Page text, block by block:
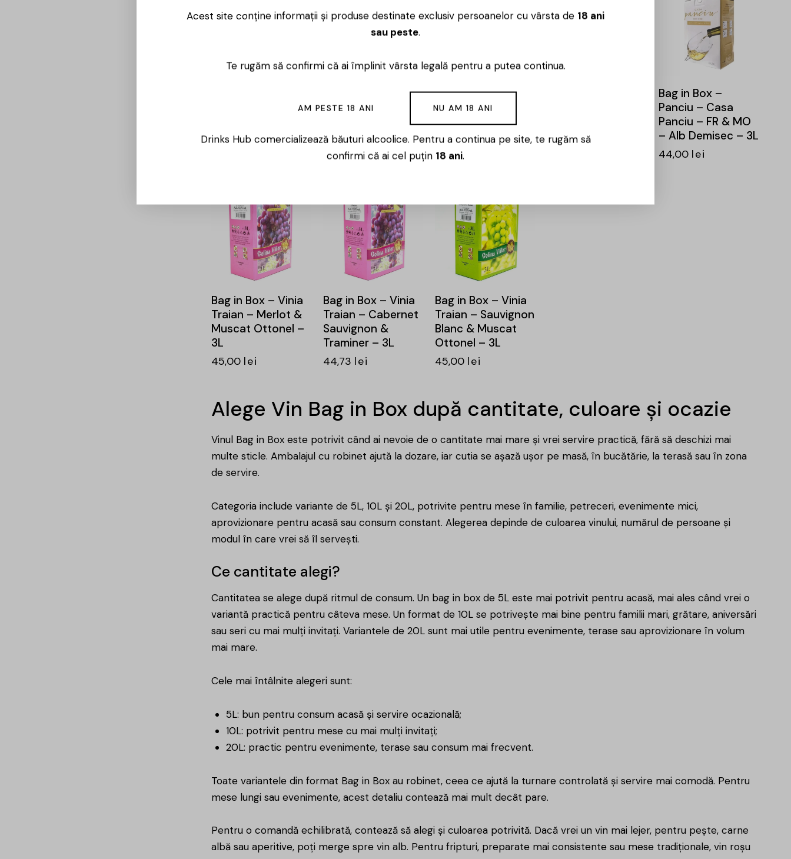
154,00lei
Bag in Box – Vinia
Traian – Fetească
149,00lei
Bag in Box – Casa
Panciu – SB – Alb
Demisec – 10L
159,00lei 134,00lei
Bag in Box –
Panciu – Casa
Panciu – FR & MO
– Alb Demisec – 3L
44,00 lei
Bag in Box – Vinia
Traian – Merlot &
Muscat Ottonel –
3L
45,00 lei
Bag in Box – Vinia
Traian – Cabernet
Sauvignon &
Traminer – 3L
44,73 lei
Bag in Box – Vinia
Traian – Sauvignon
Blanc & Muscat
Ottonel – 3L
45,00 lei
Alege Vin Bag in Box după cantitate, culoare și ocazie
Vinul Bag in Box este potrivit când ai nevoie de o cantitate mai mare și vrei servire practică, fără să deschizi mai
multe sticle. Ambalajul cu robinet ajută la dozare, iar cutia se așază ușor pe masă, în bucătărie, la terasă sau în zona
de servire.
Categoria include variante de 5L, 10L și 20L, potrivite pentru mese în familie, petreceri, evenimente mici,
aprovizionare pentru acasă sau consum constant. Alegerea depinde de culoarea vinului, numărul de persoane și
modul în care vrei să îl servești.
Ce cantitate alegi?
Cantitatea se alege după ritmul de consum. Un bag in box de 5L este mai potrivit pentru acasă, mai ales când vrei o
variantă practică pentru câteva mese. Un format de 10L se potrivește mai bine pentru familii mari, grătare, aniversări
sau seri cu mai mulți invitați. Variantele de 20L sunt mai utile pentru evenimente, terase sau aprovizionare în volum
mai mare.
Cele mai întâlnite alegeri sunt:
5L: bun pentru consum acasă și servire ocazională;
10L: potrivit pentru mese cu mai mulți invitați;
20L: practic pentru evenimente, terase sau consum mai frecvent.
Toate variantele din format Bag in Box au robinet, ceea ce ajută la turnare controlată și servire mai comodă. Pentru
mese lungi sau evenimente, acest detaliu contează mai mult decât pare.
Pentru o comandă echilibrată, contează să alegi și culoarea potrivită. Dacă vrei un vin mai lejer, pentru pește, carne
albă sau aperitive, poți merge spre vin alb. Pentru fripturi, preparate mai consistente sau mese tradiționale, vin roșu
Acest site conține informații și produse destinate exclusiv persoanelor cu vârsta de 18 ani
sau peste.
Te rugăm să confirmi că ai împlinit vârsta legală pentru a putea continua.
AM PESTE 18 ANI NU AM 18 ANI
Drinks Hub comercializează băuturi alcoolice. Pentru a continua pe site, te rugăm să
confirmi că ai cel puțin 18 ani.